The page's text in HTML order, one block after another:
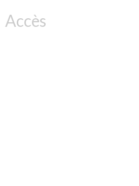
Accès